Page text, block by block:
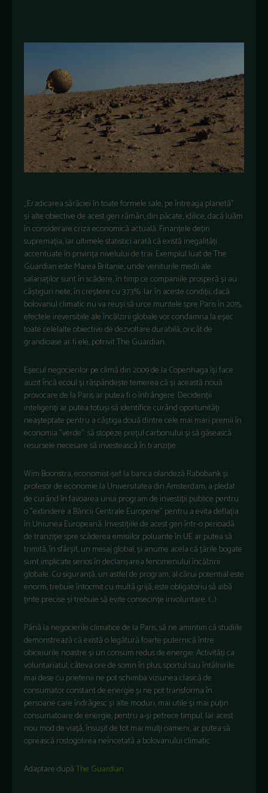
„Eradicarea sărăciei în toate formele sale, pe întreaga planetă”
și alte obiective de acest gen rămân, din păcate, idilice, dacă luăm
în considerare criza economică actuală. Finanțele dețin
supremația, iar ultimele statistici arată că există inegalități
accentuate în privința nivelului de trai. Exemplul luat de The
Guardian este Marea Britanie, unde veniturile medii ale
salariaților sunt în scădere, în timp ce companiile prosperă și au
câștiguri nete, în creștere cu 373%. Iar în aceste condiții, dacă
bolovanul climatic nu va reuși să urce muntele spre Paris în 2015,
efectele ireversibile ale încălzirii globale vor condamna la eșec
toate celelalte obiective de dezvoltare durabilă, oricât de
grandioase ar fi ele, potrivit The Guardian.
Eșecul negocierilor pe climă din 2009 de la Copenhaga își face
auzit încă ecoul și răspândește temerea că și această nouă
provocare de la Paris ar putea fi o înfrângere. Decidenții
inteligenți ar putea totuși să identifice curând oportunități
neașteptate pentru a câștiga două dintre cele mai mari premii în
economia ”verde”: să stopeze prețul carbonului și să găsească
resursele necesare să investească în tranziție.
Wim Boonstra, economist-șef la banca olandeză Rabobank și
profesor de economie la Universitatea din Amsterdam, a pledat
de curând în favoarea unui program de investiții publice pentru
o ”extindere a Băncii Centrale Europene” pentru a evita deflația
în Uniunea Europeană. Investițiile de acest gen într-o perioadă
de tranziție spre scăderea emisiilor poluante în UE ar putea să
trimită, în sfârșit, un mesaj global, și anume acela că țările bogate
sunt implicate serios în declanșarea fenomenului încălzirii
globale. Cu siguranță, un astfel de program, al cărui potential este
enorm, trebuie întocmit cu multă grijă, este obligatoriu să aibă
ținte precise și trebuie să evite consecințe involuntare. (…)
Până la negocierile climatice de la Paris, să ne amintim că studiile
demonstrează că există o legătură foarte puternică între
obiceiurile noastre și un consum redus de energie. Activități ca
voluntariatul, câteva ore de somn în plus, sportul sau întâlnirile
mai dese cu prietenii ne pot schimba viziunea clasică de
consumator constant de energie și ne pot transforma în
persoane care îndrăgesc și alte moduri, mai utile și mai puțin
consumatoare de energie, pentru a-și petrece timpul. Iar acest
nou mod de viață, însușit de tot mai mulți oameni, ar putea să
oprească rostogolirea neîncetată a bolovanului climatic.
Adaptare dupăThe Guardian